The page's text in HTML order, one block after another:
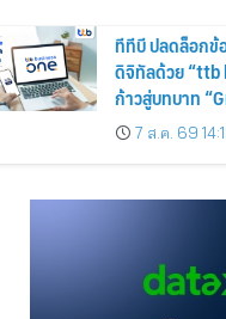
ทีทีบี ปลดล็อกข้
ดิจิทัลด้วย “ttb
ก้าวสู่บทบาท
Navigator” หนุ
เติบโตอย่างแท้จริง
7 ส.ค. 69